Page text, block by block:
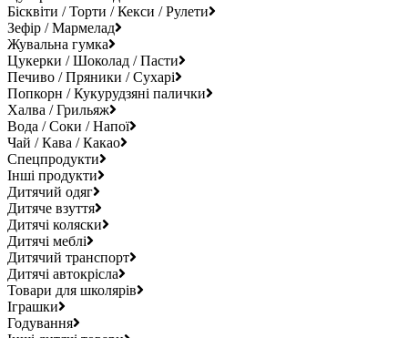
Бісквіти / Торти / Кекси / Рулети
Зефір / Мармелад
Жувальна гумка
Цукерки / Шоколад / Пасти
Печиво / Пряники / Сухарі
Попкорн / Кукурудзяні палички
Халва / Грильяж
Вода / Соки / Напої
Чай / Кава / Какао
Спецпродукти
Інші продукти
Дитячий одяг
Дитяче взуття
Дитячі коляски
Дитячі меблі
Дитячий транспорт
Дитячі автокрісла
Товари для школярів
Іграшки
Годування